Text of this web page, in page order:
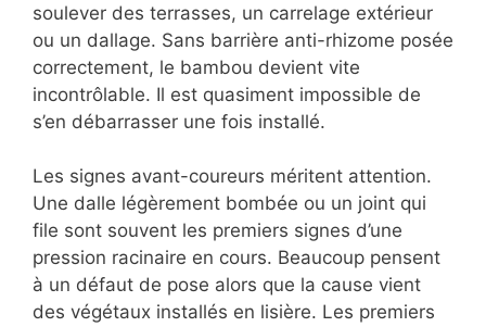
soulever des terrasses, un carrelage extérieur
ou un dallage. Sans barrière anti-rhizome posée
correctement, le bambou devient vite
incontrôlable. Il est quasiment impossible de
s’en débarrasser une fois installé.
Les signes avant-coureurs méritent attention.
Une dalle légèrement bombée ou un joint qui
file sont souvent les premiers signes d’une
pression racinaire en cours. Beaucoup pensent
à un défaut de pose alors que la cause vient
des végétaux installés en lisière. Les premiers